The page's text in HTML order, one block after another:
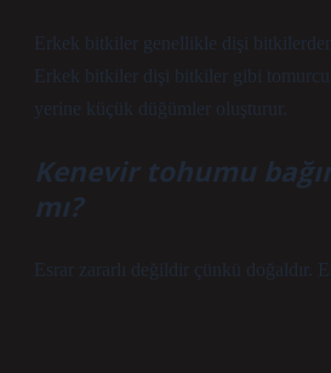
Erkek bitkiler genellikle dişi bitkilerden
Erkek bitkiler dişi bitkiler gibi
yerine küçük düğümler oluşturur.
Kenevir tohumu
mı?
Esrar zararlı değildir çünkü doğaldır.